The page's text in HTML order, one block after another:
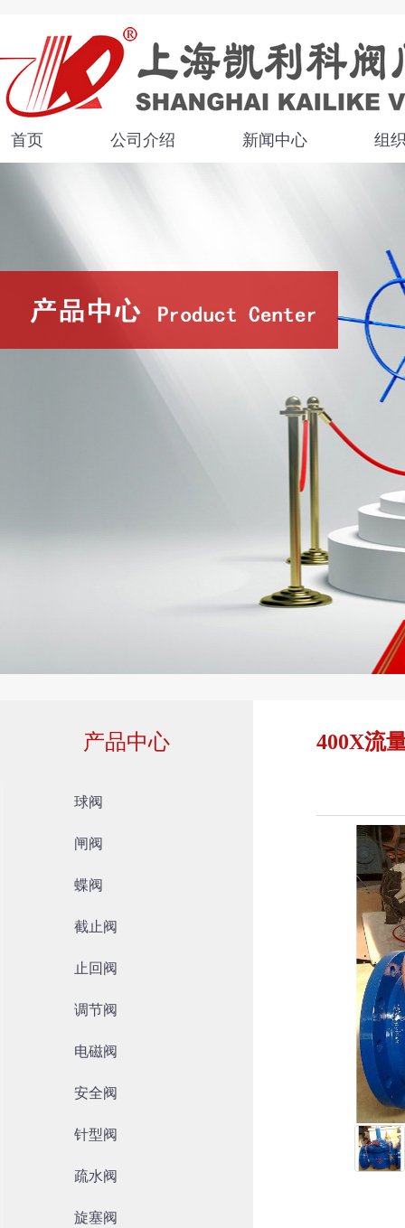
首页 公司介绍 新闻中心 组
产品中心
球阀
闸阀
蝶阀
截止阀
止回阀
调节阀
电磁阀
安全阀
针型阀
疏水阀
旋塞阀
400X流